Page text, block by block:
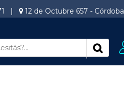
| 12 de Octubre 657 - Córdoba